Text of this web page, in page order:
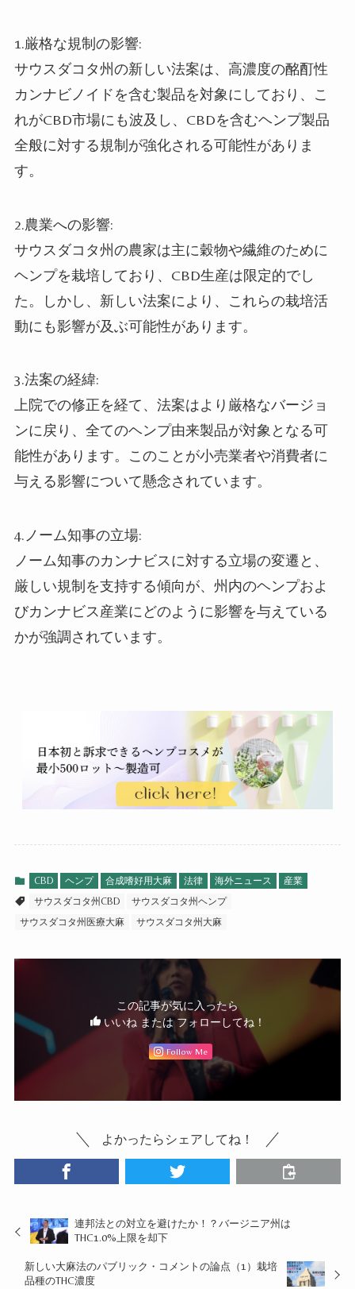
1.厳格な規制の影響:
サウスダコタ州の新しい法案は、高濃度の酩酊性
カンナビノイドを含む製品を対象にしており、こ
れがCBD市場にも波及し、CBDを含むヘンプ製品
全般に対する規制が強化される可能性がありま
す。
2.農業への影響:
サウスダコタ州の農家は主に穀物や繊維のために
ヘンプを栽培しており、CBD生産は限定的でし
た。しかし、新しい法案により、これらの栽培活
動にも影響が及ぶ可能性があります。
3.法案の経緯:
上院での修正を経て、法案はより厳格なバージョ
ンに戻り、全てのヘンプ由来製品が対象となる可
能性があります。このことが小売業者や消費者に
与える影響について懸念されています。
4.ノーム知事の立場:
ノーム知事のカンナビスに対する立場の変遷と、
厳しい規制を支持する傾向が、州内のヘンプおよ
びカンナビス産業にどのように影響を与えている
かが強調されています。
CBD ヘンプ 合成嗜好用大麻 法律 海外ニュース
産業
サウスダコタ州CBD
サウスダコタ州ヘンプ
サウスダコタ州医療大麻
サウスダコタ州大麻
この記事が気に入ったら
いいね または フォローしてね！
Follow Me
よかったらシェアしてね！
連邦法との対立を避けたか！？バージニア州は
THC1.0%上限を却下
新しい大麻法のパブリック・コメントの論点（1）栽培
品種のTHC濃度